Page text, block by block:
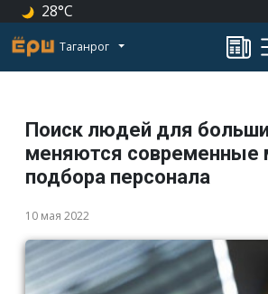
28°C
Таганрог
Поиск людей для
меняются современные
подбора персонала
10 мая 2022